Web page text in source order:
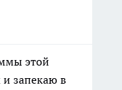
этой
запекаю в